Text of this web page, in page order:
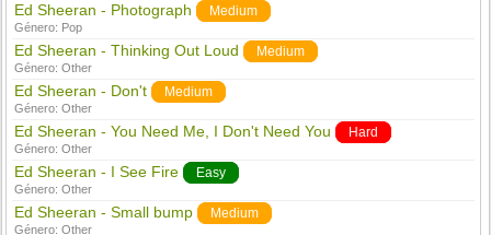
Ed Sheeran - Photograph Medium
Género: Pop
Ed Sheeran - Thinking Out Loud Medium
Género:Other
Ed Sheeran - Don't Medium
Género:Other
Ed Sheeran - You Need Me, I Don't Need You Hard
Género:Other
Ed Sheeran - I See Fire Easy
Género:Other
Ed Sheeran - Small bump Medium
Género:Other